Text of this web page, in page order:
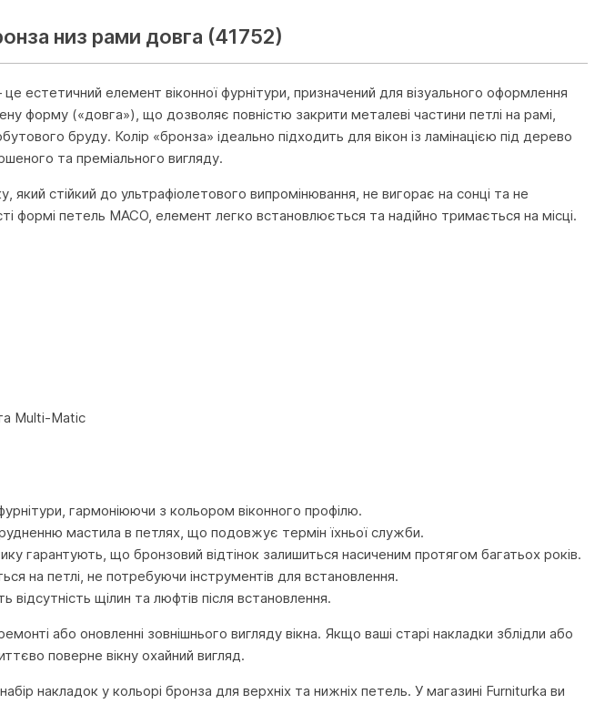
низ рами довга (41752)
естетичний елемент віконної фурнітури, призначений для візуального оформлення
форму («довга»), що дозволяє повністю закрити металеві частини петлі на рамі,
бруду. Колір «бронза» ідеально підходить для вікон із ламінацією під дерево
та преміального вигляду.
який стійкий до ультрафіолетового випромінювання, не вигорає на сонці та не
формі петель MACO, елемент легко встановлюється та надійно тримається на місці.
Multi-Matic
гармоніюючи з кольором віконного профілю.
мастила в петлях, що подовжує термін їхньої служби.
гарантують, що бронзовий відтінок залишиться насиченим протягом багатьох років.
на петлі, не потребуючи інструментів для встановлення.
відсутність щілин та люфтів після встановлення.
або оновленні зовнішнього вигляду вікна. Якщо ваші старі накладки зблідли або
поверне вікну охайний вигляд.
накладок у кольорі бронза для верхніх та нижніх петель. У магазині Furniturka ви